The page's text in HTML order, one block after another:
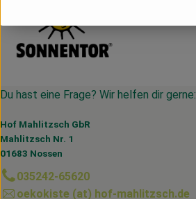
Du hast eine Frage? Wir helfen dir gerne:
Hof Mahlitzsch GbR
Mahlitzsch Nr. 1
01683 Nossen
035242-65620
oekokiste (at) hof-mahlitzsch.de